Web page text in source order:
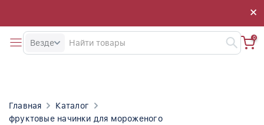
×
×
Везде
0
Главная
Каталог
фруктовые начинки для мороженого